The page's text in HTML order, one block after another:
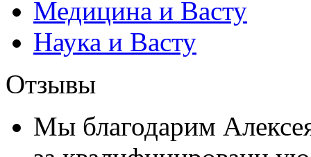
Медицина и Васту
Наука и Васту
Отзывы
Мы благодарим